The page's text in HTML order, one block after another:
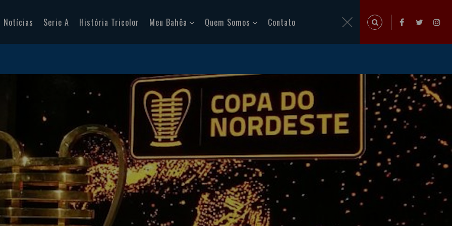
Notícias Serie A História Tricolor Meu Bahêa Quem Somos Contato